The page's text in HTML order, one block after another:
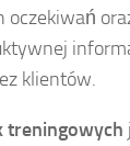
klientów.
treningowych